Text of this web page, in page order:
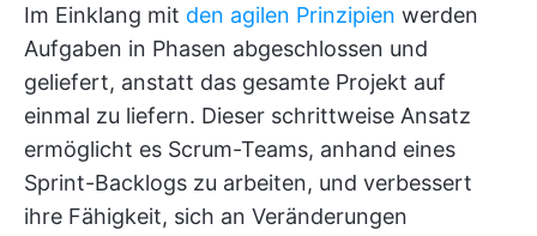
Im Einklang mit den agilen Prinzipien werden
Aufgaben in Phasen abgeschlossen und
geliefert, anstatt das gesamte Projekt auf
einmal zu liefern. Dieser schrittweise Ansatz
ermöglicht es Scrum-Teams, anhand eines
Sprint-Backlogs zu arbeiten, und verbessert
ihre Fähigkeit, sich an Veränderungen